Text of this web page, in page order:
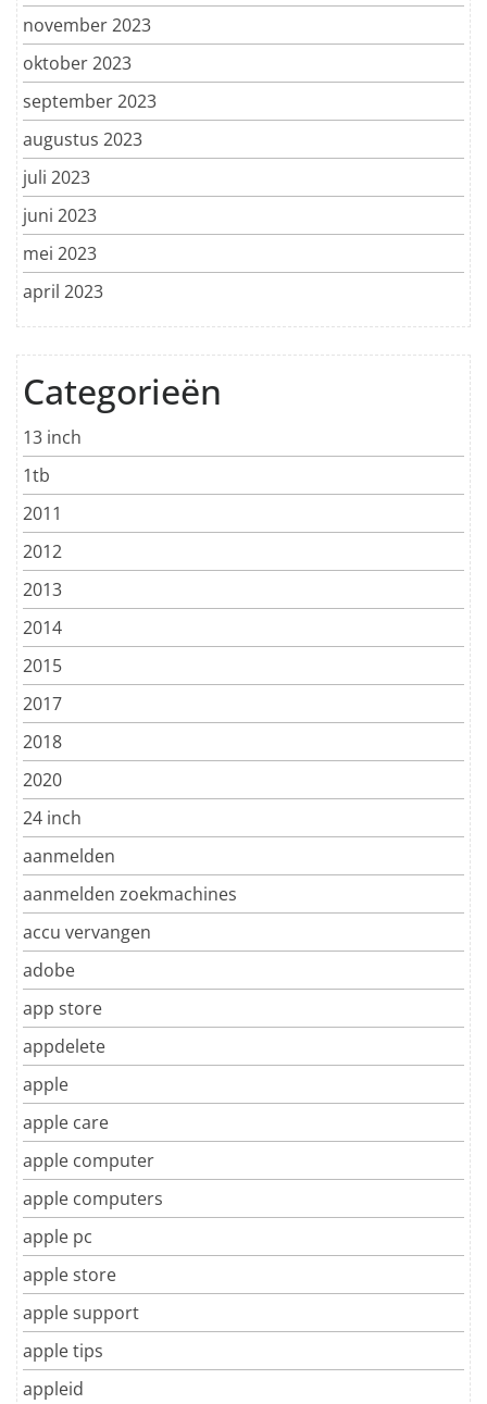
november 2023
oktober 2023
september 2023
augustus 2023
juli 2023
juni 2023
mei 2023
april 2023
Categorieën
13 inch
1tb
2011
2012
2013
2014
2015
2017
2018
2020
24 inch
aanmelden
aanmelden zoekmachines
accu vervangen
adobe
app store
appdelete
apple
apple care
apple computer
apple computers
apple pc
apple store
apple support
apple tips
appleid